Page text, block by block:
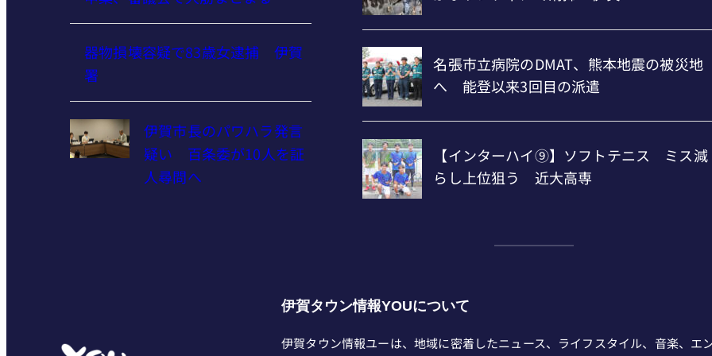
器物損壊容疑で83歳女逮捕 伊賀
署
伊賀市長のパワハラ発言
疑い 百条委が10人を証
人尋問へ
伊賀タウン情報YOUについて
伊賀タウン情報ユーは、地域に密着したニュース、ライフスタイル、音楽、エ